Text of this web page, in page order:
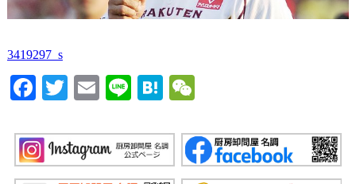
3419297_s
Facebook
TwitterEmailLineHatena